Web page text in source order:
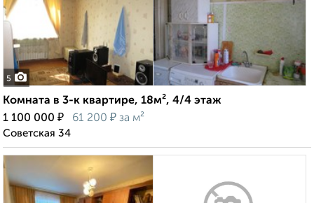
5
Комната в 3-к квартире, 18м², 4/4 этаж
1 100 000 ₽ 61 200 ₽ за м²
Советская 34